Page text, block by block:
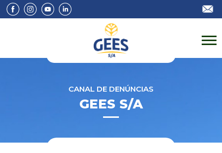
CANAL DE DENÚNCIAS
GEES S/A